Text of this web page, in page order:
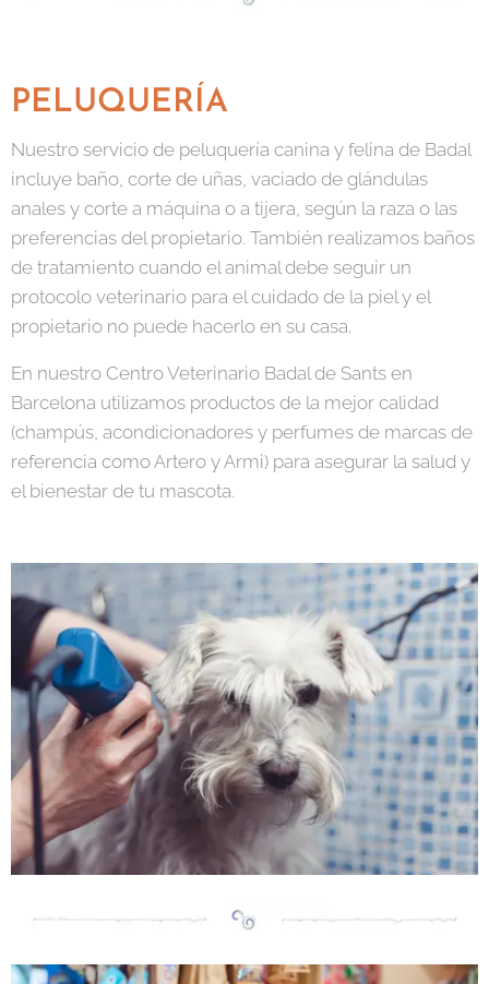
PELUQUERÍA
Nuestro servicio de peluquería canina y felina de Badal
incluye baño, corte de uñas, vaciado de glándulas
anales y corte a máquina o a tijera, según la raza o las
preferencias del propietario. También realizamos baños
de tratamiento cuando el animal debe seguir un
protocolo veterinario para el cuidado de la piel y el
propietario no puede hacerlo en su casa.
En nuestro Centro Veterinario Badal de Sants en
Barcelona utilizamos productos de la mejor calidad
(champús, acondicionadores y perfumes de marcas de
referencia como Artero y Armi) para asegurar la salud y
el bienestar de tu mascota.